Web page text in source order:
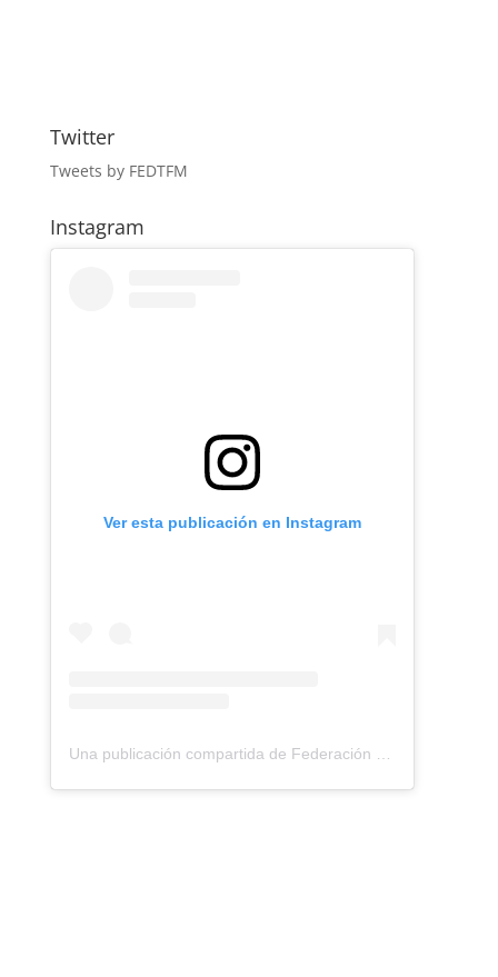
Twitter
Tweets by FEDTFM
Instagram
Ver esta publicación en Instagram
Una publicación compartida de Federación Montañismo Tenerife (@federacion_montanismo_tenerife)